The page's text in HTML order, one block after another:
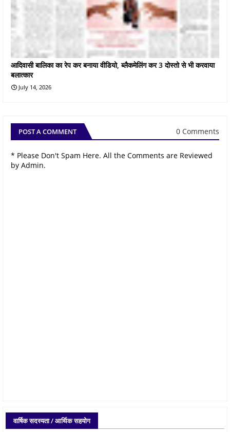
आदिवासी बालिका का रेप कर बनाया वीडियो, ब्लैकमेलिंग कर 3 दोस्तो से भी करवाया
बलात्कार
July 14, 2026
POST A COMMENT 0 Comments
* Please Don't Spam Here. All the Comments are Reviewed
by Admin.
वार्षिक सदस्यता / आर्थिक सहयोग